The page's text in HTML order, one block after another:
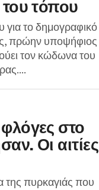
τόπου
για το δημογραφικό
πρώην υποψήφιος
τον κώδωνα του
στο
Οι αιτίες
της πυρκαγιάς που